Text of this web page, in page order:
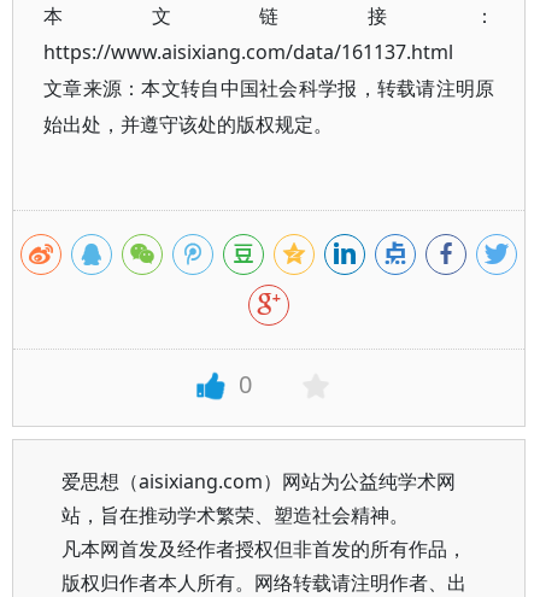
本文链接：
https://www.aisixiang.com/data/161137.html
文章来源：本文转自中国社会科学报，转载请注明原
始出处，并遵守该处的版权规定。
0
爱思想（aisixiang.com）网站为公益纯学术网
站，旨在推动学术繁荣、塑造社会精神。
凡本网首发及经作者授权但非首发的所有作品，
版权归作者本人所有。网络转载请注明作者、出